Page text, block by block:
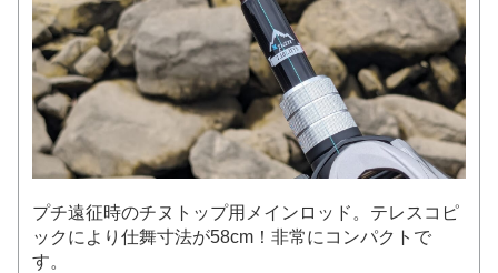
プチ遠征時のチヌトップ用メインロッド。テレスコピ
ックにより仕舞寸法が58cm！非常にコンパクトで
す。